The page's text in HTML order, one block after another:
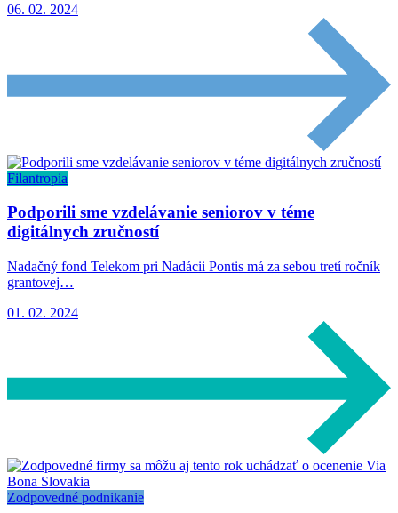
06. 02. 2024
Filantropia
Podporili sme vzdelávanie seniorov v téme
digitálnych zručností
Nadačný fond Telekom pri Nadácii Pontis má za sebou tretí ročník
grantovej…
01. 02. 2024
Zodpovedné podnikanie